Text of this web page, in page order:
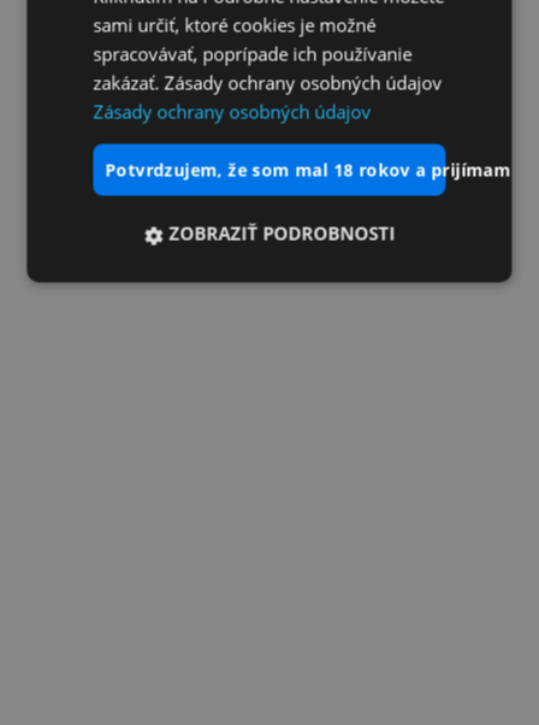
sami určiť, ktoré cookies je možné
spracovávať, poprípade ich používanie
zakázať. Zásady ochrany osobných údajov
Zásady ochrany osobných údajov
potvrdzujem, že som mal 18 rokov a prijímam
ZOBRAZIŤ PODROBNOSTI